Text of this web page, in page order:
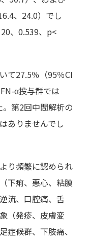
、24.0）でし
、0.539、p<
て27.5％（95％CI
α投与群では
第2回中間解析の
ありませんでし
り頻繁に認められ
下痢、悪心、粘膜
流、口腔痛、舌
（発疹、皮膚変
症候群、下肢痛、